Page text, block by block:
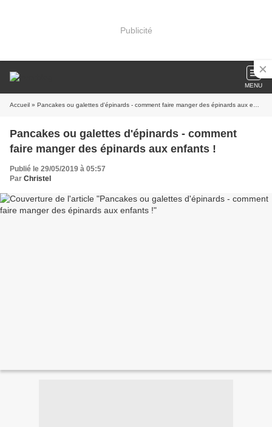
Publicité
MENU
Accueil » Pancakes ou galettes d'épinards - comment faire manger des épinards aux enfants !
Pancakes ou galettes d'épinards - comment
faire manger des épinards aux enfants !
Publié le 29/05/2019 à 05:57
Par Christel